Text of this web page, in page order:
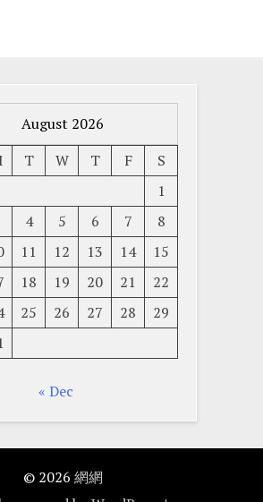
August 2026
T W T F
S
1
4 5 6 7
8
11 12 13 14
15
18 19 20 21
22
25 26 27 28
29
« Dec
© 2026 網網